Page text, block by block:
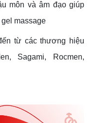
môn và âm đạo giúp
massage
từ các thương hiệu
Sagami, Rocmen,